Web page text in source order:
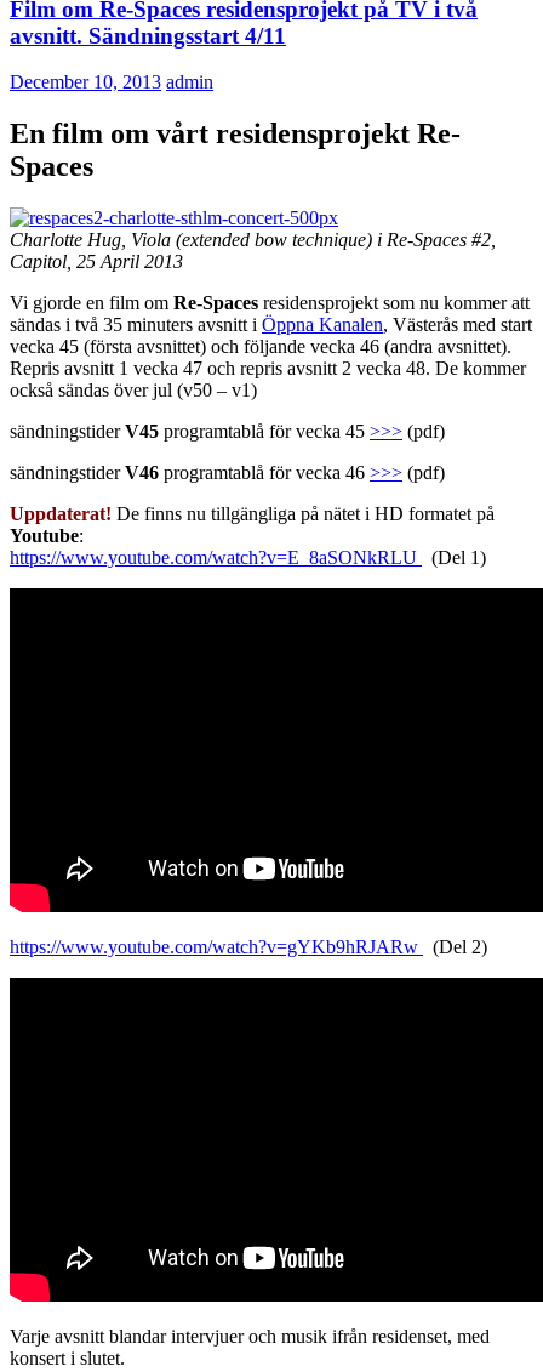
Film om Re-Spaces residensprojekt på TV i två
avsnitt. Sändningsstart 4/11
December 10, 2013 admin
En film om vårt residensprojekt Re-
Spaces
Charlotte Hug, Viola (extended bow technique) i Re-Spaces #2
Capitol, 25 April 2013
Vi gjorde en film om Re-Spaces residensprojekt som nu kommer att
sändas i två 35 minuters avsnitt i Öppna Kanalen, Västerås med start
vecka 45 (första avsnittet) och följande vecka 46 (andra avsnittet).
Repris avsnitt 1 vecka 47 och repris avsnitt 2 vecka 48. De kommer
också sändas över jul (v50 – v1)
sändningstiderV45 programtablå för vecka 45 >>> (pdf)
sändningstiderV46 programtablå för vecka 46 >>> (pdf)
Uppdaterat! De finns nu tillgängliga på nätet i HD formatet på
Youtube:
https://www.youtube.com/watch?v=E_8aSONkRLU
(Del 1)
https://www.youtube.com/watch?v=gYKb9hRJARw (Del 2)
Varje avsnitt blandar intervjuer och musik ifrån residenset, med
konsert i slutet.